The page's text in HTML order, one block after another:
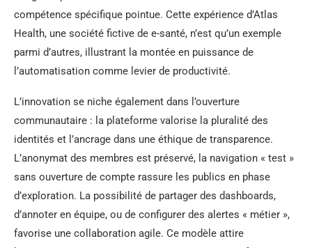
compétence spécifique pointue. Cette expérience d’Atlas
Health, une société fictive de e-santé, n’est qu’un exemple
parmi d’autres, illustrant la montée en puissance de
l’automatisation comme levier de productivité.
L’innovation se niche également dans l’ouverture
communautaire : la plateforme valorise la pluralité des
identités et l’ancrage dans une éthique de transparence.
L’anonymat des membres est préservé, la navigation « test »
sans ouverture de compte rassure les publics en phase
d’exploration. La possibilité de partager des dashboards,
d’annoter en équipe, ou de configurer des alertes « métier »,
favorise une collaboration agile. Ce modèle attire